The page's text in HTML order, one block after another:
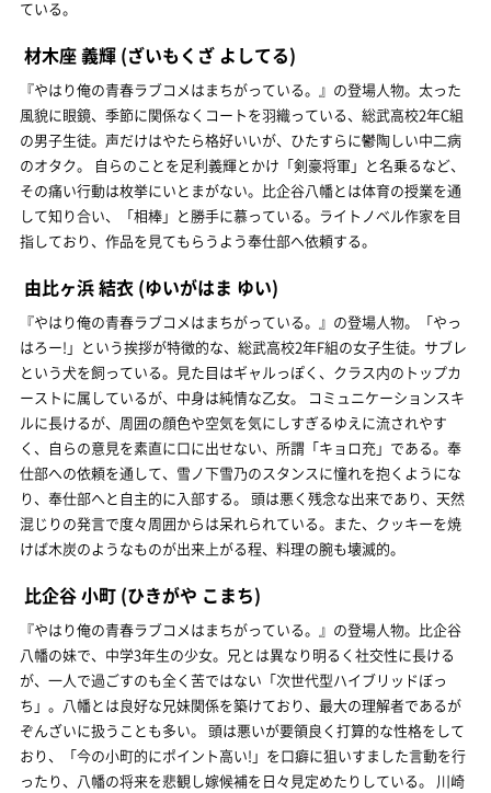
ている。
材木座 義輝 (ざいもくざ よしてる)
『やはり俺の青春ラブコメはまちがっている。』の登場人物。太った
風貌に眼鏡、季節に関係なくコートを羽織っている、総武高校2年C組
の男子生徒。声だけはやたら格好いいが、ひたすらに鬱陶しい中二病
のオタク。 自らのことを足利義輝とかけ「剣豪将軍」と名乗るなど、
その痛い行動は枚挙にいとまがない。比企谷八幡とは体育の授業を通
して知り合い、「相棒」と勝手に慕っている。ライトノベル作家を目
指しており、作品を見てもらうよう奉仕部へ依頼する。
由比ヶ浜 結衣 (ゆいがはま ゆい)
『やはり俺の青春ラブコメはまちがっている。』の登場人物。「やっ
はろー!」という挨拶が特徴的な、総武高校2年F組の女子生徒。サブレ
という犬を飼っている。見た目はギャルっぽく、クラス内のトップカ
ーストに属しているが、中身は純情な乙女。 コミュニケーションスキ
ルに長けるが、周囲の顔色や空気を気にしすぎるゆえに流されやす
く、自らの意見を素直に口に出せない、所謂「キョロ充」である。奉
仕部への依頼を通して、雪ノ下雪乃のスタンスに憧れを抱くようにな
り、奉仕部へと自主的に入部する。 頭は悪く残念な出来であり、天然
混じりの発言で度々周囲からは呆れられている。また、クッキーを焼
けば木炭のようなものが出来上がる程、料理の腕も壊滅的。
比企谷 小町 (ひきがや こまち)
『やはり俺の青春ラブコメはまちがっている。』の登場人物。比企谷
八幡の妹で、中学3年生の少女。兄とは異なり明るく社交性に長ける
が、一人で過ごすのも全く苦ではない「次世代型ハイブリッドぼっ
ち」。八幡とは良好な兄妹関係を築けており、最大の理解者であるが
ぞんざいに扱うことも多い。 頭は悪いが要領良く打算的な性格をして
おり、「今の小町的にポイント高い!」を口癖に狙いすました言動を行
ったり、八幡の将来を悲観し嫁候補を日々見定めたりしている。 川崎